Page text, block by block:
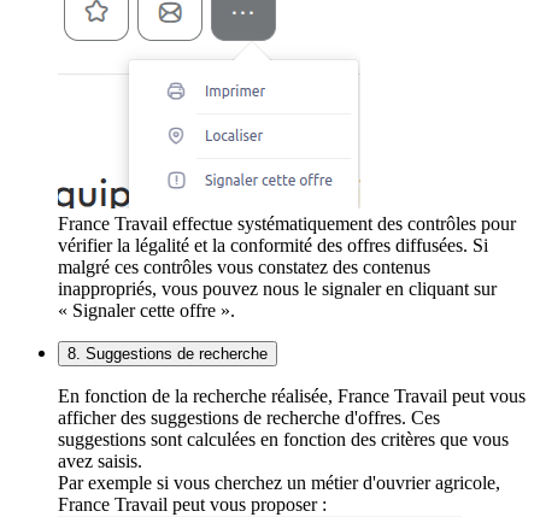
France Travail effectue systématiquement des contrôles pour
vérifier la légalité et la conformité des offres diffusées. Si
malgré ces contrôles vous constatez des contenus
inappropriés, vous pouvez nous le signaler en cliquant sur
« Signaler cette offre ».
8. Suggestions de recherche
En fonction de la recherche réalisée, France Travail peut vous
afficher des suggestions de recherche d'offres. Ces
suggestions sont calculées en fonction des critères que vous
avez saisis.
Par exemple si vous cherchez un métier d'ouvrier agricole,
France Travail peut vous proposer :